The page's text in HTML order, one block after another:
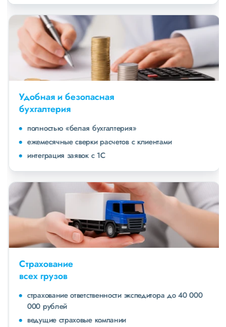
Удобная и безопасная
бухгалтерия
полностью «белая бухгалтерия»
ежемесячные сверки расчетов с клиентами
интеграция заявок с 1С
Страхование
всех грузов
страхование ответственности экспедитора до 40 000
000 рублей
ведущие страховые компании